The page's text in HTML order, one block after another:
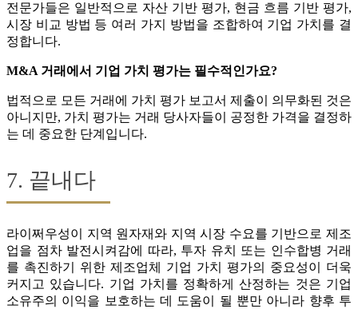
전문가들은 일반적으로 자산 기반 평가, 현금 흐름 기반 평가,
시장 비교 방법 등 여러 가지 방법을 조합하여 기업 가치를 결
정합니다.
M&A 거래에서 기업 가치 평가는 필수적인가요?
법적으로 모든 거래에 가치 평가 보고서 제출이 의무화된 것은
아니지만, 가치 평가는 거래 당사자들이 공정한 가격을 결정하
는 데 중요한 단계입니다.
7. 끝내다
라이쩌우성이 지역 원자재와 지역 시장 수요를 기반으로 제조
업을 점차 발전시켜감에 따라, 투자 유치 또는 인수합병 거래
를 촉진하기 위한 제조업체 기업 가치 평가의 중요성이 더욱
커지고 있습니다. 기업 가치를 정확하게 산정하는 것은 기업
소유주의 이익을 보호하는 데 도움이 될 뿐만 아니라 향후 투